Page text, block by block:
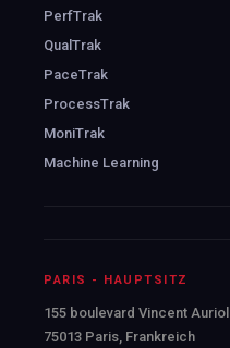
PerfTrak
QualTrak
PaceTrak
ProcessTrak
MoniTrak
Machine Learning
PARIS - HAUPTSITZ
155 boulevard Vincent Auriol
75013 Paris, Frankreich